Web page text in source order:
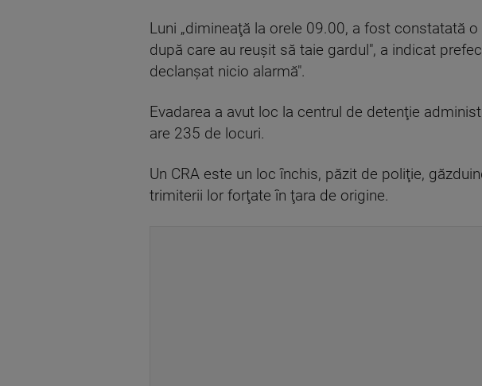
Luni „dimineaţă la orele 09.00, a fost constatată
după care au reuşit să taie gardul", a indicat
declanşat nicio alarmă".
Evadarea a avut loc la centrul de detenţie
are 235 de locuri.
Un CRA este un loc închis, păzit de poliţie,
trimiterii lor forţate în ţara de origine.